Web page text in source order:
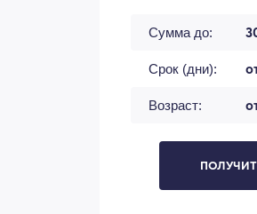
Сумма до:
Срок (дни):
Возраст: